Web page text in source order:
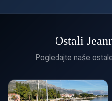
Ostali
Pogledajte naše